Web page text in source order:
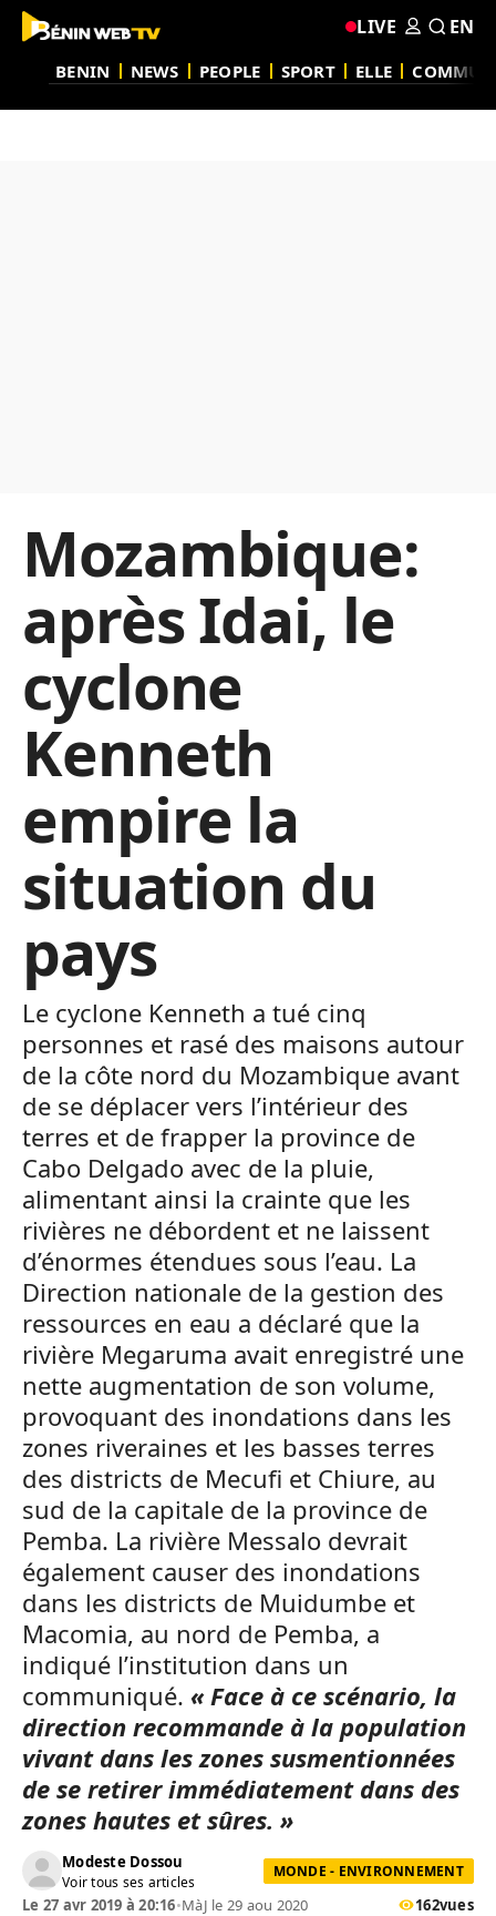
BENIN NEWS PEOPLE SPORT ELLE
LIVE EN
Mozambique:
après Idai, le
cyclone
Kenneth
empire la
situation du
pays
Le cyclone Kenneth a tué cinq
personnes et rasé des maisons autour
de la côte nord du Mozambique avant
de se déplacer vers l’intérieur des
terres et de frapper la province de
Cabo Delgado avec de la pluie,
alimentant ainsi la crainte que les
rivières ne débordent et ne laissent
d’énormes étendues sous l’eau. La
Direction nationale de la gestion des
ressources en eau a déclaré que la
rivière Megaruma avait enregistré une
nette augmentation de son volume,
provoquant des inondations dans les
zones riveraines et les basses terres
des districts de Mecufi et Chiure, au
sud de la capitale de la province de
Pemba. La rivière Messalo devrait
également causer des inondations
dans les districts de Muidumbe et
Macomia, au nord de Pemba, a
indiqué l’institution dans un
communiqué. « Face à ce scénario, la
direction recommande à la population
vivant dans les zones susmentionnées
de se retirer immédiatement dans des
zones hautes et sûres. »
Modeste Dossou
Voir tous ses articles
MONDE - ENVIRONNEMENT
Le 27 avr 2019 à 20:16•MàJ le 29 aou 2020 162vues